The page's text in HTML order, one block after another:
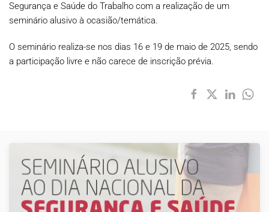
Segurança e Saúde do Trabalho com a realização de um
seminário alusivo à ocasião/temática.
O seminário realiza-se nos dias 16 e 19 de maio de 2025, sendo
a participação livre e não carece de inscrição prévia.